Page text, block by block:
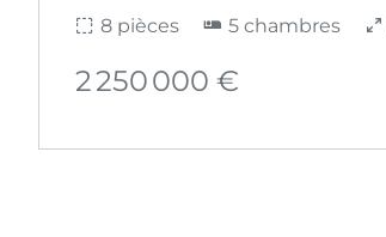
8 pièces 5 chambres
2 250 000 €